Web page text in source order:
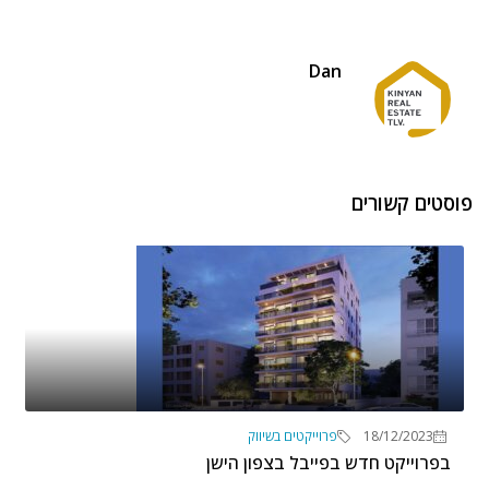
Dan
פוסטים קשורים
18/12/2023 פרוייקטים בשיווק
בפרוייקט חדש בפייבל בצפון הישן